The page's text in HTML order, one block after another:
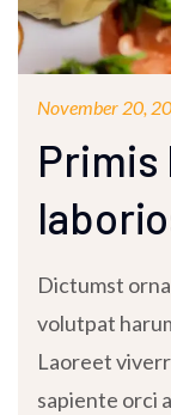
November 20,
Primis
Dictumst
volutpat
Laoreet
sapiente orci